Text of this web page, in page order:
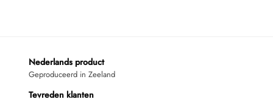
Nederlands product
Geproduceerd in Zeeland
Tevreden klanten